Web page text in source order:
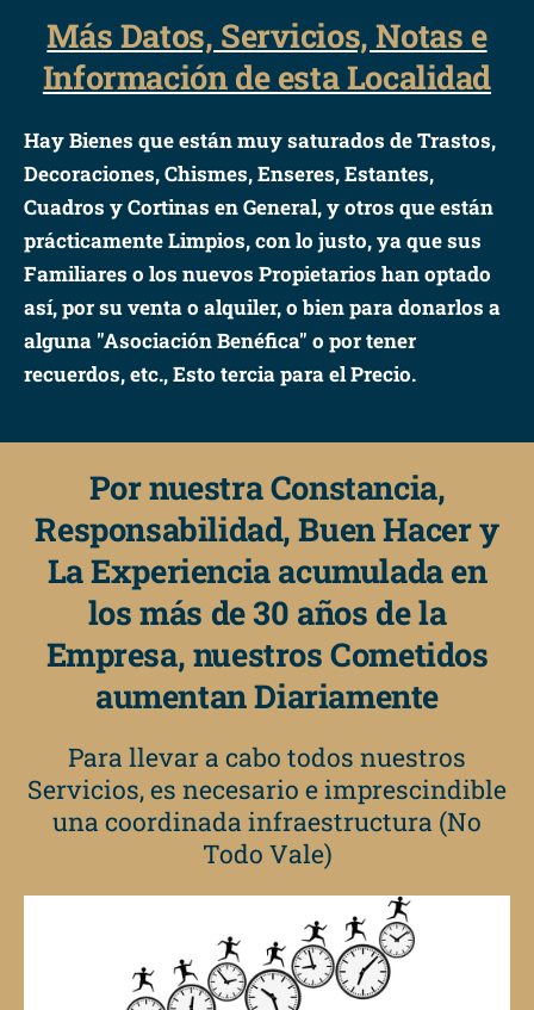
Más Datos, Servicios, Notas e
Información de esta Localidad
Hay Bienes que están muy saturados de Trastos,
Decoraciones, Chismes, Enseres, Estantes,
Cuadros y Cortinas en General, y otros que están
prácticamente Limpios, con lo justo, ya que sus
Familiares o los nuevos Propietarios han optado
así, por su venta o alquiler, o bien para donarlos a
alguna "Asociación Benéfica" o por tener
recuerdos, etc., Esto tercia para el Precio.
Por nuestra Constancia,
Responsabilidad, Buen Hacer y
La Experiencia acumulada en
los más de 30 años de la
Empresa, nuestros Cometidos
aumentan Diariamente
Para llevar a cabo todos nuestros
Servicios, es necesario e imprescindible
una coordinada infraestructura (No
Todo Vale)